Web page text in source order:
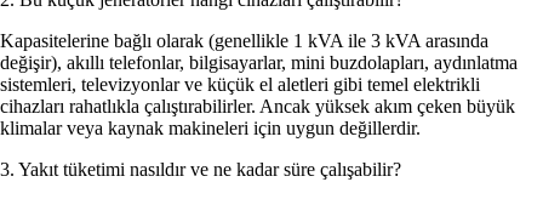
Kapasitelerine bağlı olarak (genellikle 1 kVA ile 3 kVA arasında
değişir), akıllı telefonlar, bilgisayarlar, mini buzdolapları, aydınlatma
sistemleri, televizyonlar ve küçük el aletleri gibi temel elektrikli
cihazları rahatlıkla çalıştırabilirler. Ancak yüksek akım çeken büyük
klimalar veya kaynak makineleri için uygun değillerdir.
3. Yakıt tüketimi nasıldır ve ne kadar süre çalışabilir?